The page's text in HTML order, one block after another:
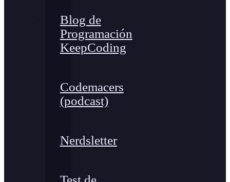
Blog de
Programación
KeepCoding
Codemacers
(podcast)
Nerdsletter